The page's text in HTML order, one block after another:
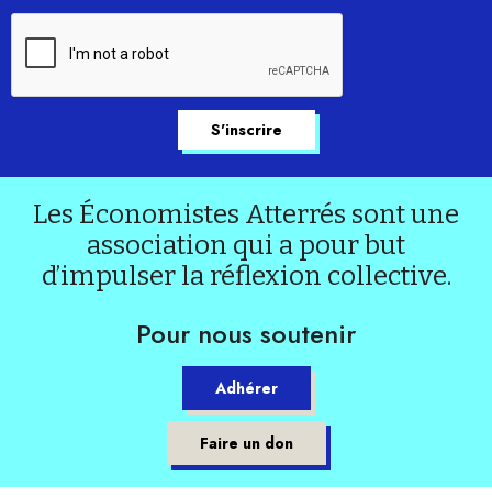
Les Économistes Atterrés sont une
association qui a pour but
d’impulser la réflexion collective.
Pour nous soutenir
Adhérer
Faire un don